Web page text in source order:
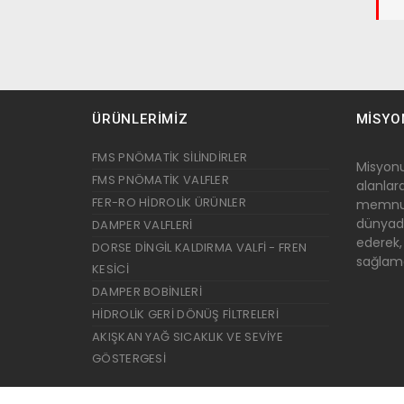
ÜRÜNLERİMİZ
FMS PNÖMATİK SİLİNDİRLER
FMS PNÖMATİK VALFLER
FER-RO HİDROLİK ÜRÜNLER
DAMPER VALFLERİ
DORSE DİNGİL KALDIRMA VALFİ - FREN
KESİCİ
DAMPER BOBİNLERİ
HİDROLİK GERİ DÖNÜŞ FİLTRELERİ
AKIŞKAN YAĞ SICAKLIK VE SEVİYE
GÖSTERGESİ